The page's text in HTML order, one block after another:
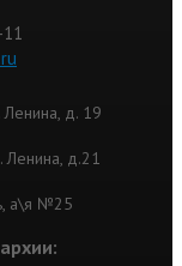
Ленина, д. 19
Ленина, д.21
а\я №25